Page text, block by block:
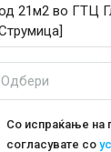
Одбери
Со испраќање на
согласувате со